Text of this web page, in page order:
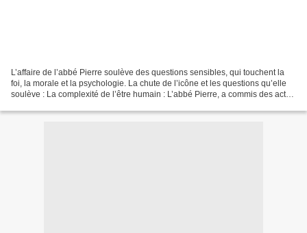
L’affaire de l’abbé Pierre soulève des questions sensibles, qui touchent la
foi, la morale et la psychologie. La chute de l’icône et les questions qu’elle
soulève : La complexité de l’être humain : L’abbé Pierre, a commis des actes